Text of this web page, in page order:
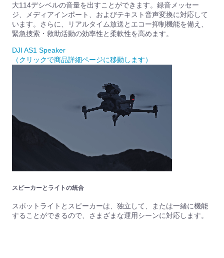
大114デシベルの音量を出すことができます。録音メッセー
ジ、メディアインポート、およびテキスト音声変換に対応して
います。さらに、リアルタイム放送とエコー抑制機能を備え、
緊急捜索・救助活動の効率性と柔軟性を高めます。
DJI AS1 Speaker
（クリックで商品詳細ページに移動します）
スピーカーとライトの統合
スポットライトとスピーカーは、独立して、または一緒に機能
することができるので、さまざまな運用シーンに対応します。